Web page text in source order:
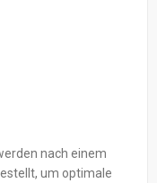
nach einem
um optimale